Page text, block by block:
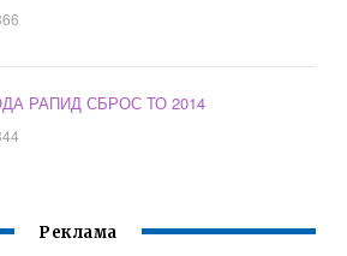
РАПИД СБРОС ТО 2014
Реклама